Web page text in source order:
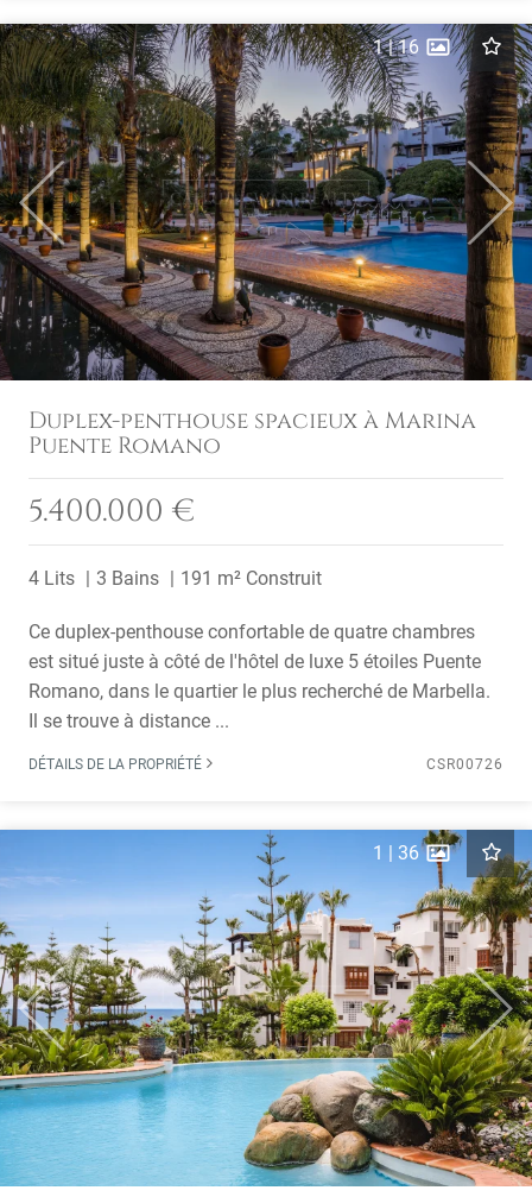
Previous Next
1|16
Duplex-penthouse spacieux à Marina
Puente Romano
5.400.000 €
4 Lits 3 Bains 191 m² Construit
Ce duplex-penthouse confortable de quatre chambres
est situé juste à côté de l'hôtel de luxe 5 étoiles Puente
Romano, dans le quartier le plus recherché de Marbella.
Il se trouve à distance ...
DÉTAILS DE LA PROPRIÉTÉ CSR00726
Previous Next
1 | 36